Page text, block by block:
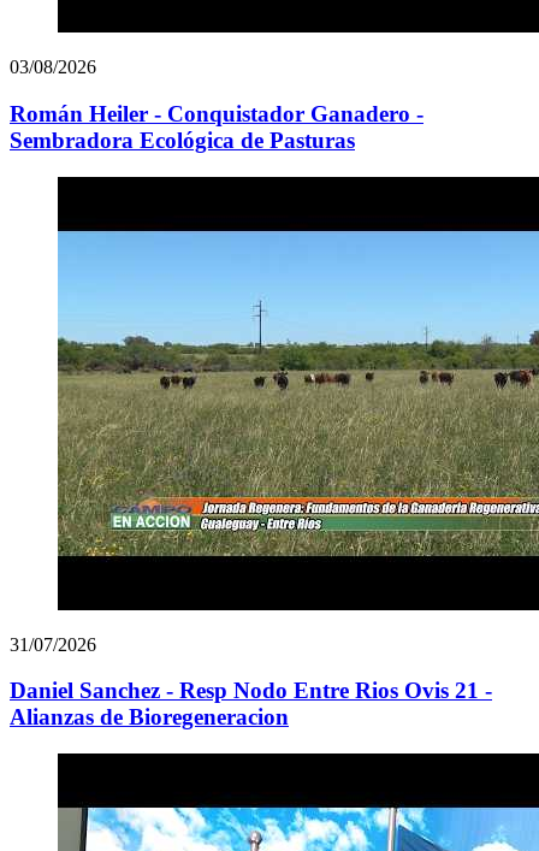
03/08/2026
Román Heiler - Conquistador Ganadero -
Sembradora Ecológica de Pasturas
31/07/2026
Daniel Sanchez - Resp Nodo Entre Rios Ovis 21 -
Alianzas de Bioregeneracion